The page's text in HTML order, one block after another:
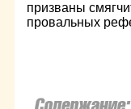
призваны
провальных